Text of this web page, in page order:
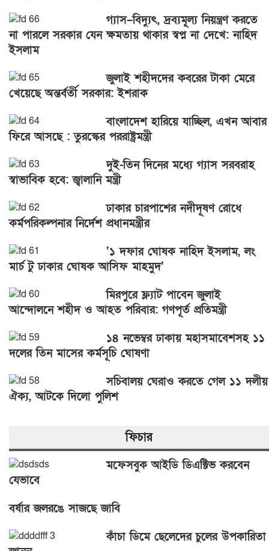
গ্যাস–বিদ্যুৎ, দ্রব্যমূল্য নিয়ন্ত্রণ করতে
না পারলে সরকার যেন ক্ষমতায় থাকার স্বপ্ন না দেখে: নাহিদ
ইসলাম
জুলাই শহীদদের কবরের টাকা মেরে
খেয়েছে অন্তর্বর্তী সরকার: ইশরাক
বাংলাদেশ হারিয়ে যাচ্ছিল, এখন আবার
ফিরে আসছে : তুরস্কের পররাষ্ট্রমন্ত্রী
দুই-তিন দিনের মধ্যে গ্যাস সরবরাহ
স্বাভাবিক হবে: জ্বালানি মন্ত্রী
ঢাকার চারপাশের নদীদূষণ রোধে
কর্মপরিকল্পনার নির্দেশ প্রধানমন্ত্রীর
‘১ দফার ঘোষক নাহিদ ইসলাম, লং
মার্চ টু ঢাকার ঘোষক আসিফ মাহমুদ’
মিরপুরে ফ্ল্যাট পাবেন জুলাই
আন্দোলনে শহীদ ও আহত পরিবার: গণপূর্ত প্রতিমন্ত্রী
১৪ নভেম্বর ঢাকায় মহাসমাবেশসহ ১১
দলের তিন মাসের কর্মসূচি ঘোষণা
সচিবালয় ঘেরাও করতে গেল ১১ দলীয়
ঐক্য, আটকে দিলো পুলিশ
ফিচার
মফেসবুক আইডি ডিএক্টিভ করবেন
যেভাবে
বর্ষার জলরঙে সাজছে জাবি
কাঁচা ডিমে ছেলেদের চুলের উপকারিতা